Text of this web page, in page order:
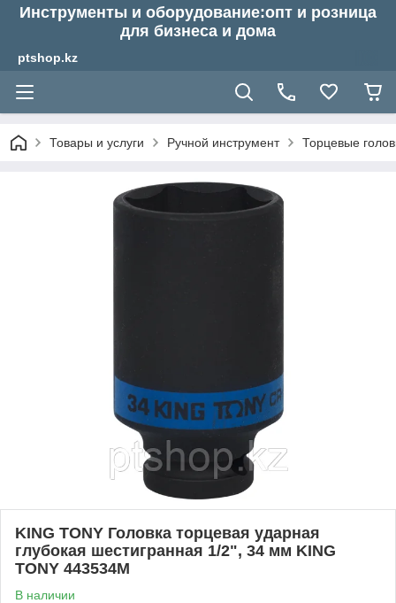
Инструменты и оборудование:опт и розница
для бизнеса и дома
ptshop.kz
Товары и услуги Ручной инструмент Торцевые
KING TONY Головка торцевая ударная
глубокая шестигранная 1/2", 34 мм KING
TONY 443534M
В наличии